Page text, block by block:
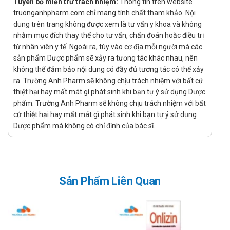
Cefoperazone hay 4 đến 8g Sunewtam cách mỗi 12
giờ.
Liều bình thường ở trẻ em:
Liều dùng xác định theo Cefoperazone từ 25-
100mg/kg mỗi 12 giờ.
Liệu trình dùng thuốc cefoperazone trong điều trị các
nhiễm khuẩn do Streptococcus tan huyết beta nhóm A
phải tiếp tục trong vòng ít nhất 10 ngày để giúp ngăn
chặn thấp khớp cấp hoặc viêm cầu thận.
Đối với bệnh nhân suy thận: Thường không cần giảm liều
Cefoperazone. Nhưng do giảm thanh thải Sulbactam nên
Tùy vào đối tượng, độ tuổi, tình trạng bệnh mà có thời gian
điều trị khác nhau. Tham khảo bác sĩ về thời gian điều trị.
Không sử dụng trong trường hợp nào?
truonganhpharm.com chỉ mang tính chất tham khảo. Nội
dung trên trang không được xem là tư vấn y khoa và không
nhằm mục đích thay thế cho tư vấn, chẩn đoán hoặc điều trị
từ nhân viên y tế. Ngoài ra, tùy vào cơ địa mỗi người mà các
sản phẩm Dược phẩm sẽ xảy ra tương tác khác nhau, nên
không thể đảm bảo nội dung có đầy đủ tương tác có thể xảy
ra. Trường Anh Pharm sẽ không chịu trách nhiệm với bất cứ
thiệt hại hay mất mát gì phát sinh khi bạn tự ý sử dụng Dược
phẩm. Trường Anh Pharm sẽ không chịu trách nhiệm với bất
cứ thiệt hại hay mất mát gì phát sinh khi bạn tự ý sử dụng
Dược phẩm mà không có chỉ định của bác sĩ.
Sản Phẩm Liên Quan